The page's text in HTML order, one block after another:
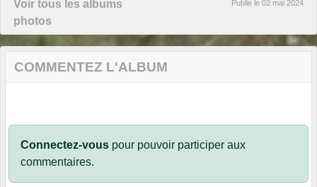
Voir tous les albums
photos
Publié le 02 mai 2024
COMMENTEZ L'ALBUM
Connectez-vous pour pouvoir participer aux
commentaires.